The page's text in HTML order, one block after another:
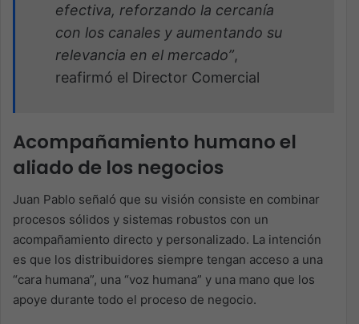
efectiva, reforzando la cercanía
con los canales y aumentando su
relevancia en el mercado”,
reafirmó el Director Comercial
Acompañamiento humano el
aliado de los negocios
Juan Pablo señaló que su visión consiste en combinar
procesos sólidos y sistemas robustos con un
acompañamiento directo y personalizado. La intención
es que los distribuidores siempre tengan acceso a una
“cara humana”, una “voz humana” y una mano que los
apoye durante todo el proceso de negocio.